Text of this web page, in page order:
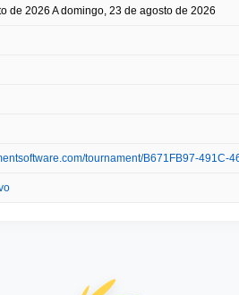
de 2026 Adomingo, 23 de agosto de 2026
tournament/B671FB97-491C-